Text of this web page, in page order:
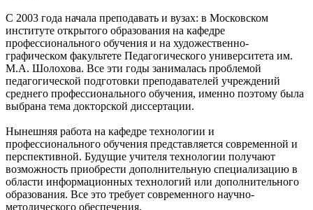
С 2003 года начала преподавать и вузах: в Московском
институте открытого образования на кафедре
профессионального обучения и на художественно-
графическом факультете Педагогического университета им.
М.А. Шолохова. Все эти годы занималась проблемой
педагогической подготовки преподавателей учреждений
среднего профессионального обучения, именно поэтому была
выбрана тема докторской диссертации.
Нынешняя работа на кафедре технологии и
профессионального обучения представляется современной и
перспективной. Будущие учителя технологии получают
возможность приобрести дополнительную специализацию в
области информационных технологий или дополнительного
образования. Все это требует современного научно-
методического обеспечения.